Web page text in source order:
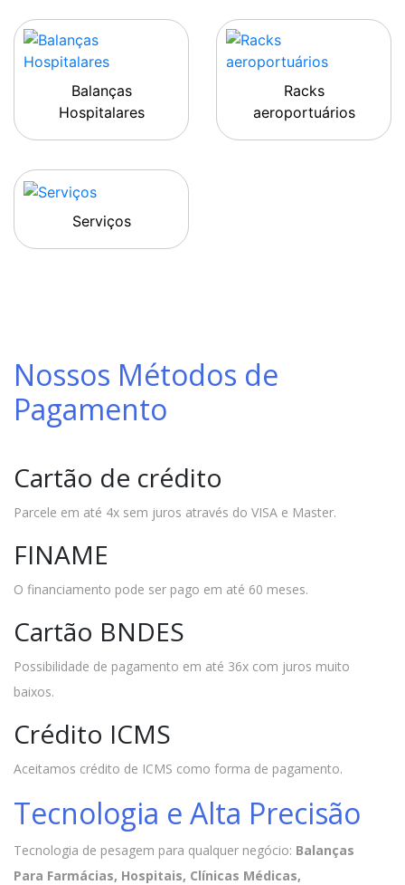
Balanças
Hospitalares
Racks
aeroportuários
Serviços
Nossos Métodos de
Pagamento
Cartão de crédito
Parcele em até 4x sem juros através do VISA e Master.
FINAME
O financiamento pode ser pago em até 60 meses.
Cartão BNDES
Possibilidade de pagamento em até 36x com juros muito
baixos.
Crédito ICMS
Aceitamos crédito de ICMS como forma de pagamento.
Tecnologia e Alta Precisão
Tecnologia de pesagem para qualquer negócio: Balanças
Para Farmácias, Hospitais, Clínicas Médicas,